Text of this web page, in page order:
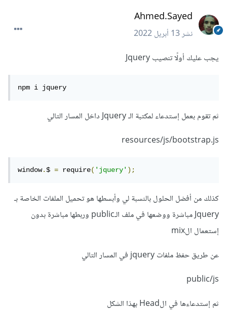
Ahmed.Sayed
نشر13 أبريل 2022
يجب عليك أولًا تنصيب Jquery
npm i jquery
ثم تقوم بعمل إستدعاء لمكتبة الـ Jquery داخل المسار التالي
resources/js/bootstrap.js
window.$ = require('jquery');
كذلك من أفضل الحلول بالنسبة لي وأبسطها هو تحميل الملفات الخاصة بـ
Jquery مباشرة ووضعها في ملف الـpublic وربطها مباشرة بدون
إستعمال الmix
عن طريق حفظ ملفات jquery في المسار التالي
public/js
ثم إستدعاءها في الHead بهذا الشكل